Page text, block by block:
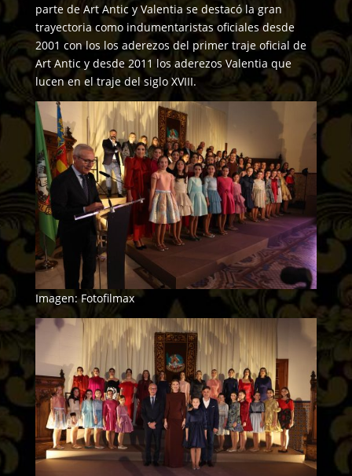
parte de Art Antic y Valentia se destacó la gran
trayectoria como indumentaristas oficiales desde
2001 con los los aderezos del primer traje oficial de
Art Antic y desde 2011 los aderezos Valentia que
lucen en el traje del siglo XVIII.
Imagen: Fotofilmax